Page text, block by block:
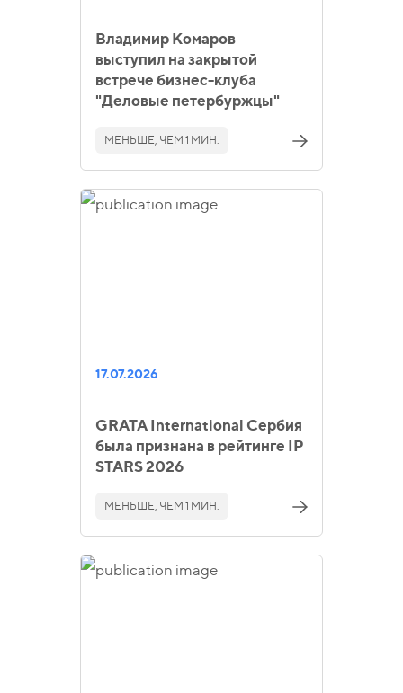
Владимир Комаров
выступил на закрытой
встрече бизнес-клуба
"Деловые петербуржцы"
МЕНЬШЕ, ЧЕМ 1 МИН.
17.07.2026
GRATA International Сербия
была признана в рейтинге IP
STARS 2026
МЕНЬШЕ, ЧЕМ 1 МИН.